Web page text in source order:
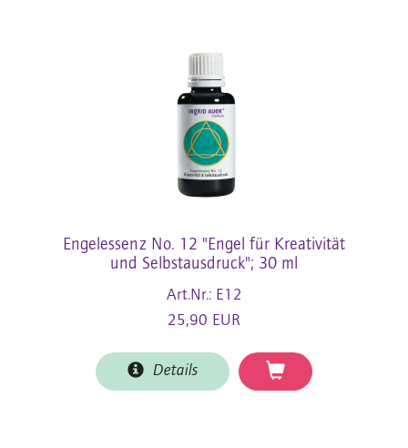
Engelessenz No. 12 "Engel für Kreativität
und Selbstausdruck"; 30 ml
Art.Nr.: E12
25,90 EUR
Details